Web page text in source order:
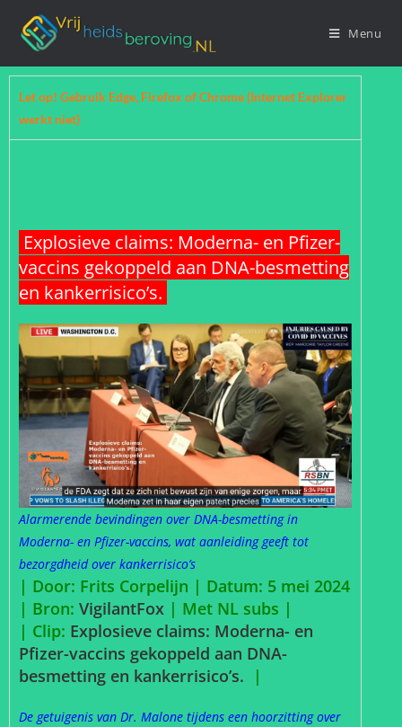
Menu
Let op! Gebruik Edge, Firefox of Chrome (Internet Explorer
werkt niet)
Explosieve claims: Moderna- en Pfizer-
vaccins gekoppeld aan DNA-besmetting
en kankerrisico’s.
Alarmerende bevindingen over DNA-besmetting in
Moderna- en Pfizer-vaccins, wat aanleiding geeft tot
bezorgdheid over kankerrisico’s
| Door: Frits Corpelijn | Datum: 5 mei 2024
| Bron: VigilantFox | Met NL subs |
| Clip: Explosieve claims: Moderna- en
Pfizer-vaccins gekoppeld aan DNA-
besmetting en kankerrisico’s. |
De getuigenis van Dr. Malone tijdens een hoorzitting over